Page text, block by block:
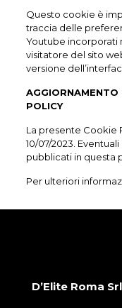
Questo cookie è
traccia delle
Youtube incorporati
visitatore del sito
versione
AGGIORNAMENTO
POLICY
La presente Cookie
10/07/2023.
pubblicati in questa
Per ulteriori
D’Elite Roma Srl